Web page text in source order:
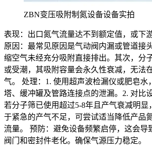
ZBN变压吸附制氮设备设备实拍
表现：出口氮气流量达不到额定值，或下
原因：最常见原因是气动阀内漏或管道接
缩空气未经充分吸附直接排出。其次，分
或受潮，其吸附容量会永久性衰减，无法
气。 处理：1. 使用超声波检漏仪或肥皂水
塔、缓冲罐及管路连接点的泄漏。2. 对比
若分子筛已使用超过5-8年且产气衰减明显
于紧急的产气不足，可尝试适当降低产品
流量。 预防：避免设备频繁启停，这会导
阀门和密封件老化。确保气源压力稳定。